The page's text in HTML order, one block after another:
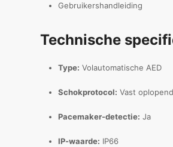
Gebruikershandleiding
Technische
Type: Volautomatische AED
Schokprotocol: Vast
Pacemaker-detectie: Ja
IP-waarde: IP66